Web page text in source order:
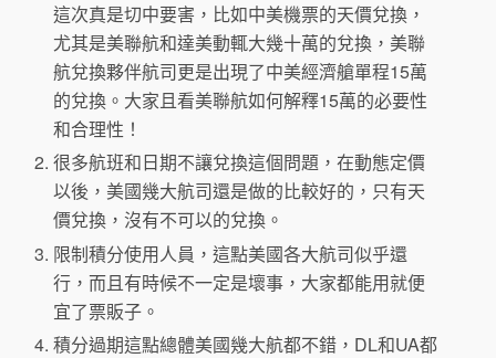
這次真是切中要害，比如中美機票的天價兌換，
尤其是美聯航和達美動輒大幾十萬的兌換，美聯
航兌換夥伴航司更是出現了中美經濟艙單程15萬
的兌換。大家且看美聯航如何解釋15萬的必要性
和合理性！
很多航班和日期不讓兌換這個問題，在動態定價
以後，美國幾大航司還是做的比較好的，只有天
價兌換，沒有不可以的兌換。
限制積分使用人員，這點美國各大航司似乎還
行，而且有時候不一定是壞事，大家都能用就便
宜了票販子。
積分過期這點總體美國幾大航都不錯，DL和UA都